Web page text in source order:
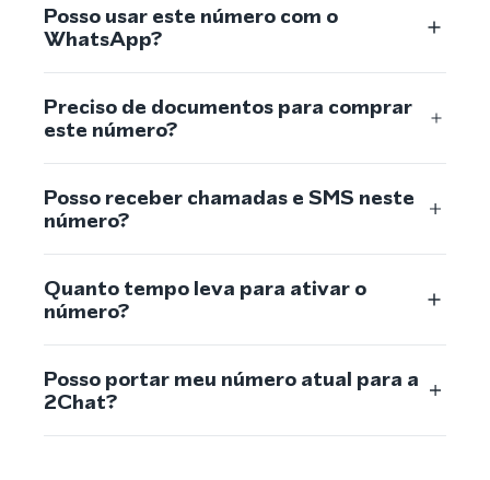
Posso usar este número com o
WhatsApp?
Preciso de documentos para comprar
este número?
Posso receber chamadas e SMS neste
número?
Quanto tempo leva para ativar o
número?
Posso portar meu número atual para a
2Chat?